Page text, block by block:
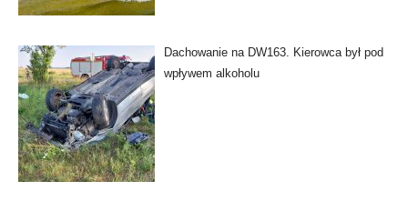
Dachowanie na DW163. Kierowca był pod
wpływem alkoholu